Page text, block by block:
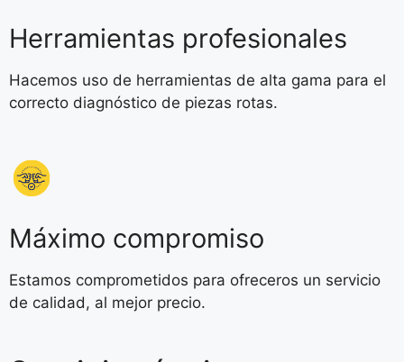
Herramientas profesionales
Hacemos uso de herramientas de alta gama para el
correcto diagnóstico de piezas rotas.
Máximo compromiso
Estamos comprometidos para ofreceros un servicio
de calidad, al mejor precio.